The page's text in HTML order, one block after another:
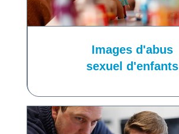
Images d'abus
sexuel d'enfants